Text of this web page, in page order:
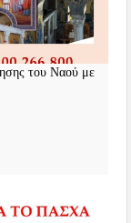
του Ναού με